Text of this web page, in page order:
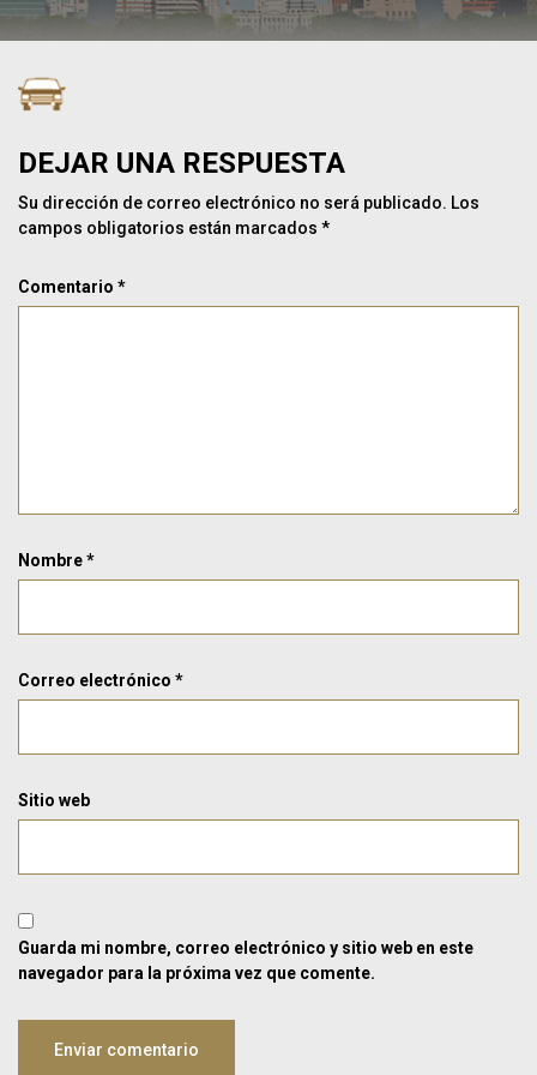
DEJAR UNA RESPUESTA
Su dirección de correo electrónico no será publicado. Los
campos obligatorios están marcados *
Comentario *
Nombre*
Correo electrónico *
Sitio web
Guarda mi nombre, correo electrónico y sitio web en este
navegador para la próxima vez que comente.